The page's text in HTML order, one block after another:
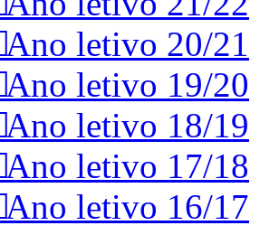
letivo 20/21
letivo 19/20
letivo 18/19
letivo 17/18
letivo 16/17